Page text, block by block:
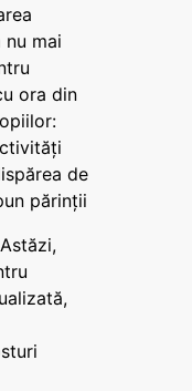
nu mai
ora din
de
părinții